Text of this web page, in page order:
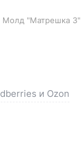
Молд "Матрешка 3"
и Ozon